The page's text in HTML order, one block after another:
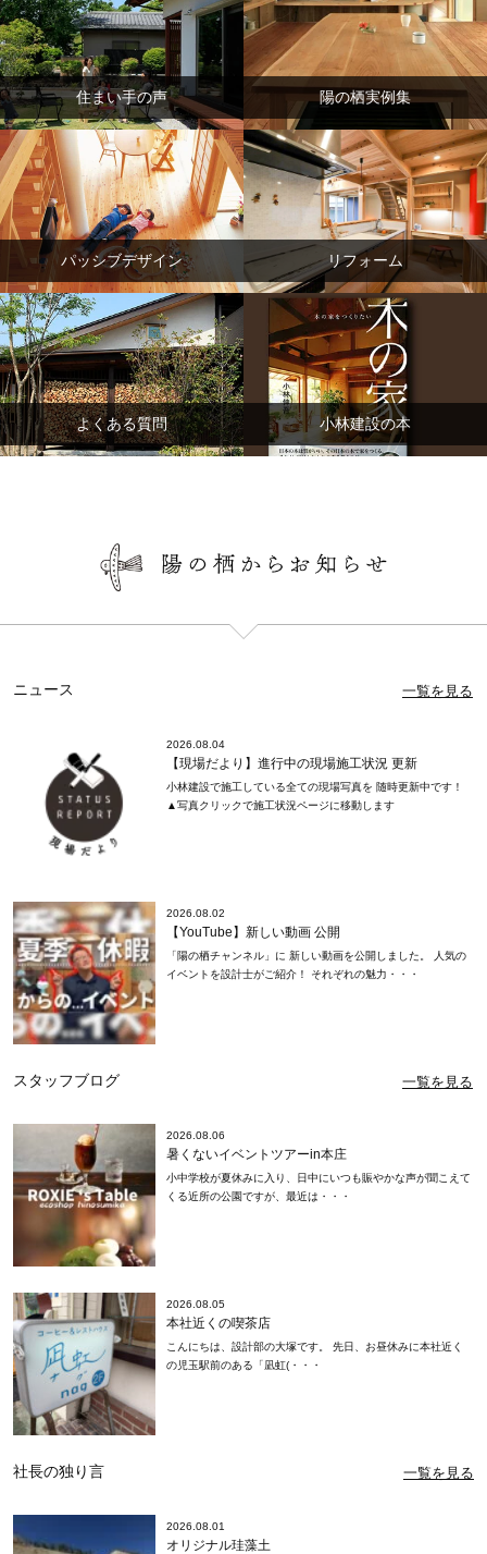
住まい手の声 陽の栖実例集
パッシブデザイン リフォーム
よくある質問 小林建設の本
ニュース 一覧を見る
2026.08.04
【現場だより】進行中の現場施工状況 更新
小林建設で施工している全ての現場写真を 随時更新中です！
▲写真クリックで施工状況ページに移動します
2026.08.02
【YouTube】新しい動画 公開
「陽の栖チャンネル」に 新しい動画を公開しました。 人気の
イベントを設計士がご紹介！ それぞれの魅力・・・
スタッフブログ 一覧を見る
2026.08.06
暑くないイベントツアーin本庄
小中学校が夏休みに入り、日中にいつも賑やかな声が聞こえて
くる近所の公園ですが、最近は・・・
2026.08.05
本社近くの喫茶店
こんにちは、設計部の大塚です。 先日、お昼休みに本社近く
の児玉駅前のある「凪虹(・・・
社長の独り言 一覧を見る
2026.08.01
オリジナル珪藻土